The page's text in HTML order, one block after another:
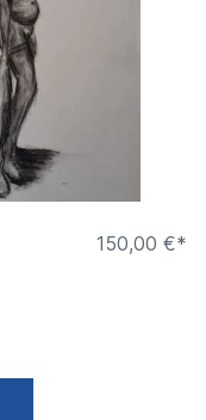
150,00 €*